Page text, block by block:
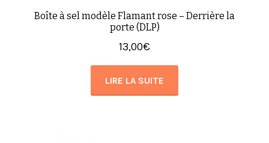
Boîte à sel modèle Flamant rose – Derrière la
porte (DLP)
13,00€
LIRE LA SUITE